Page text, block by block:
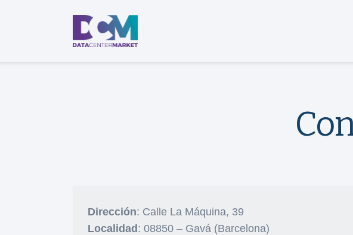
Dirección: Calle La Máquina, 39
Localidad: 08850 – Gavá (Barcelona)